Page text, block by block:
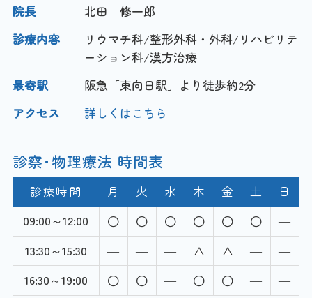
院長
北田 修一郎
診療内容
リウマチ科/整形外科・外科/リハビリテ
ーション科/漢方治療
最寄駅
阪急「東向日駅」より徒歩約2分
アクセス
詳しくはこちら
診察･物理療法 時間表
診療時間 月 火 水 木 金 土
日
09:00～12:00
―
13:30～15:30
― ― ― ―
―
16:30～19:00
― ― ―